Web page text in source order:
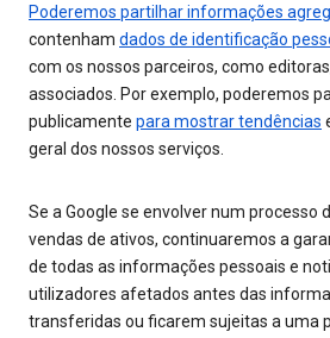
Poderemos partilhar informações
contenham dados de identificação
com os nossos parceiros, como
associados. Por exemplo, poderemos
publicamente para mostrar tendências
geral dos nossos serviços.
Se a Google se envolver num processo
vendas de ativos, continuaremos a
de todas as informações pessoais e
utilizadores afetados antes das
transferidas ou ficarem sujeitas a uma